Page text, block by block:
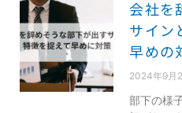
会社を
サイン
早めの
2024年9月
部下の様
ペ